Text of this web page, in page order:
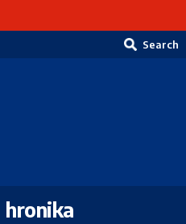
Search
hronika